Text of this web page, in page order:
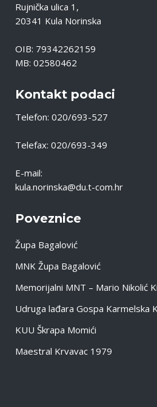
Rujnička ulica 1,
20341 Kula Norinska
OIB: 79342262159
MB: 02580462
Kontakt podaci
Telefon: 020/693-527
Telefax: 020/693-349
E-mail:
kula.norinska@du.t-com.hr
Poveznice
Župa Bagalović
MNK Župa Bagalović
Memorijalni MNT – Mario Nikolić
Udruga lađara Gospa Karmelska
KUU Škrapa Momići
Maestral Krvavac 1979